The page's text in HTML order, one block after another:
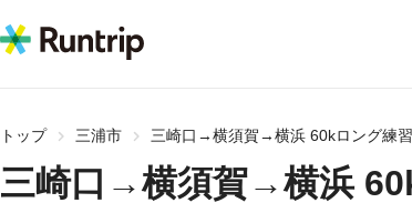
トップ 三浦市 三崎口→横須賀→横浜 60kロング練習
三崎口→横須賀→横浜